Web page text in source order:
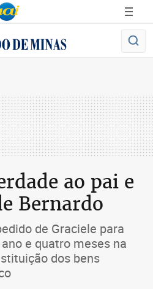
ao pai e
Bernardo
de Graciele para
e quatro meses na
dos bens